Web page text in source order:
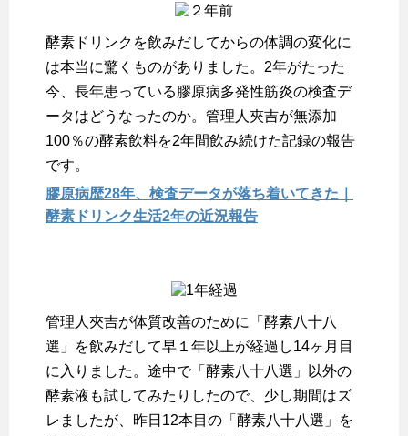
酵素ドリンクを飲みだしてからの体調の変化に
は本当に驚くものがありました。2年がたった
今、長年患っている膠原病多発性筋炎の検査デ
ータはどうなったのか。管理人夾吉が無添加
100％の酵素飲料を2年間飲み続けた記録の報告
です。
膠原病歴28年、検査データが落ち着いてきた｜
酵素ドリンク生活2年の近況報告
管理人夾吉が体質改善のために「酵素八十八
選」を飲みだして早１年以上が経過し14ヶ月目
に入りました。途中で「酵素八十八選」以外の
酵素液も試してみたりしたので、少し期間はズ
レましたが、昨日12本目の「酵素八十八選」を